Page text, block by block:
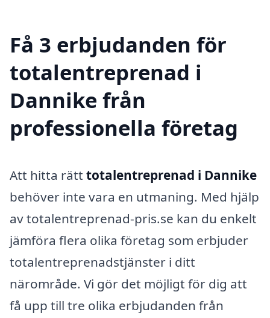
Få 3 erbjudanden för
totalentreprenad i
Dannike från
professionella företag
Att hitta rätt totalentreprenad i Dannike
behöver inte vara en utmaning. Med hjälp
av totalentreprenad-pris.se kan du enkelt
jämföra flera olika företag som erbjuder
totalentreprenadstjänster i ditt
närområde. Vi gör det möjligt för dig att
få upp till tre olika erbjudanden från